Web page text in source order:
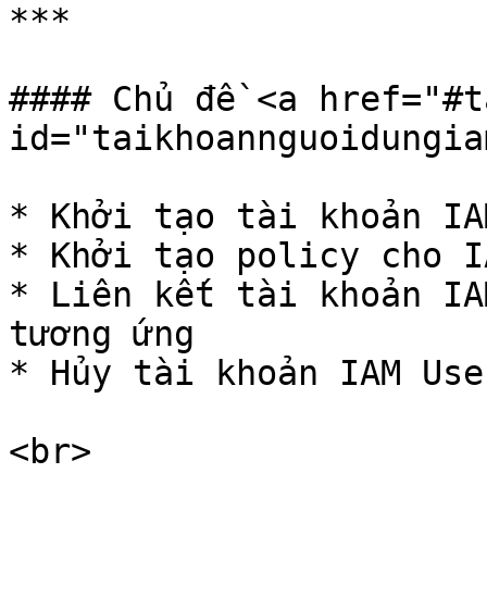
***
#### Chủ đề <a
* Khởi tạo tài khoản
* Khởi tạo policy cho
* Liên kết tài khoản
tương ứng
* Hủy tài khoản IAM